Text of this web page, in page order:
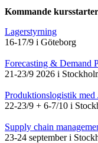
Kommande
Lagerstyrning
16-17/9 i Göteborg
Forecasting & Demand
21-23/9 2026 i
Produktionslogistik med
22-23/9 + 6-7/10 i
Supply chain
23-24 september i